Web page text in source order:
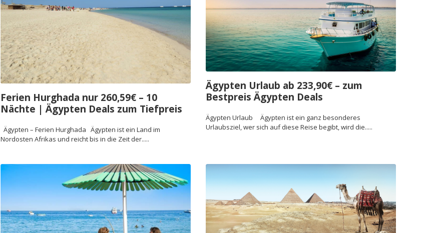
Ferien Hurghada nur 260,59€ – 10
Nächte | Ägypten Deals zum Tiefpreis
Ägypten – Ferien Hurghada Ägypten ist ein Land im
Nordosten Afrikas und reicht bis in die Zeit der.....
Ägypten Urlaub ab 233,90€ – zum
Bestpreis Ägypten Deals
Ägypten Urlaub Ägypten ist ein ganz besonderes
Urlaubsziel, wer sich auf diese Reise begibt, wird die.....